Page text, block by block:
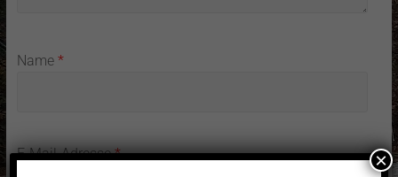
Name*
E-Mail-Adresse* ×